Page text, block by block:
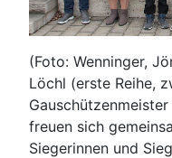
(Foto: Wenninger,
Löchl (erste Reihe,
freuen sich
Siegerinnen und